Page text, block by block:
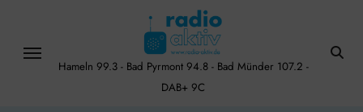
content
Hameln 99.3 - Bad Pyrmont 94.8 - Bad Münder 107.2 -
DAB+ 9C